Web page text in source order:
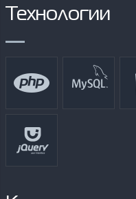
Технологии